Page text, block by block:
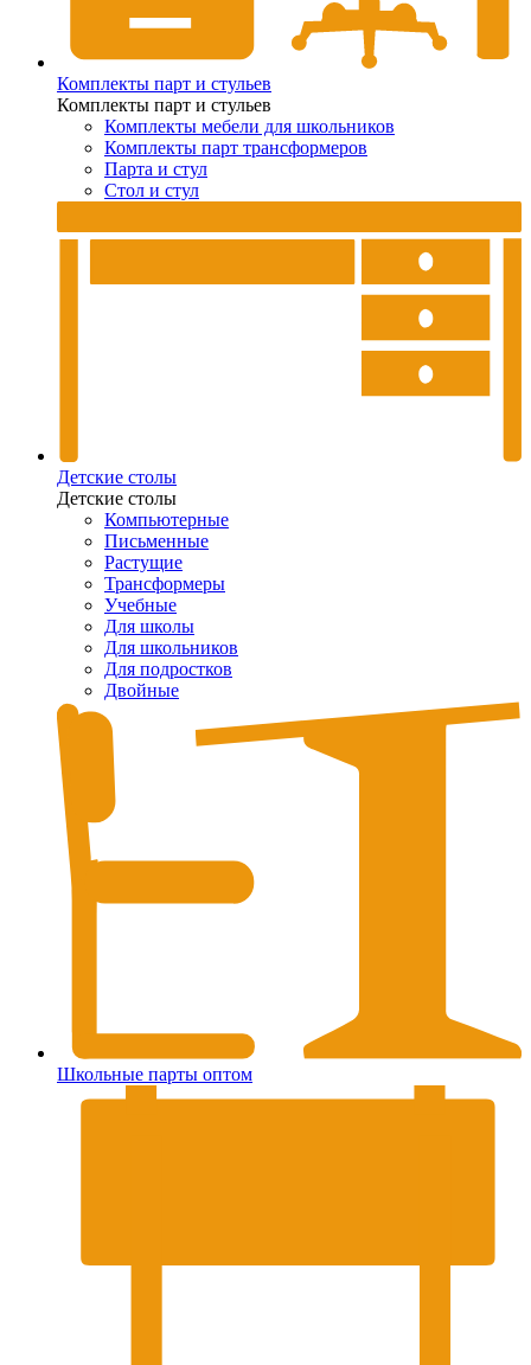
Комплекты парт и стульев
Комплекты парт и стульев
Комплекты мебели для школьников
Комплекты парт трансформеров
Парта и стул
Стол и стул
Детские столы
Детские столы
Компьютерные
Письменные
Растущие
Трансформеры
Учебные
Для школы
Для школьников
Для подростков
Двойные
Школьные парты оптом